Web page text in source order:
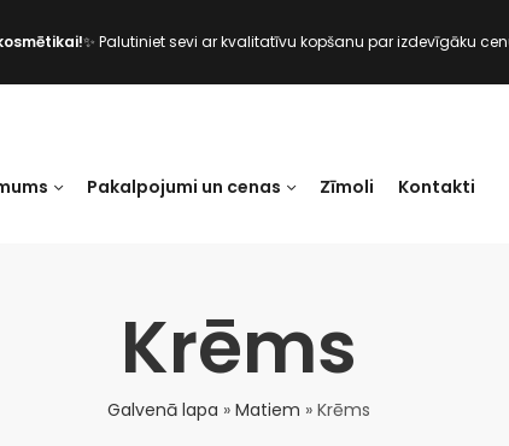
✨ Palutiniet sevi ar kvalitatīvu kopšanu par izdevīgāku
Pakalpojumi un cenas Zīmoli Kontakti
Krēms
Galvenā lapa » Matiem » Krēms